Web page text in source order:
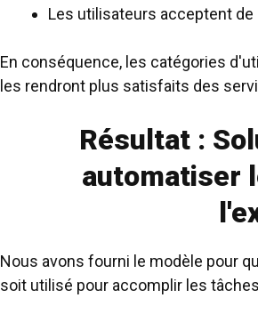
Les utilisateurs acceptent
En conséquence, les catégories
les rendront plus satisfaits des
Résultat :
automatiser
Nous avons fourni le modèle pour
soit utilisé pour accomplir les